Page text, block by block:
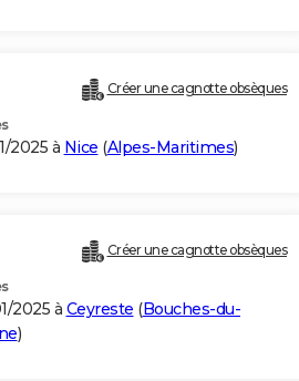
Créer une cagnotte obsèques
2025 à Nice (Alpes-Maritimes)
Créer une cagnotte obsèques
2025 à Ceyreste (Bouches-du-
)